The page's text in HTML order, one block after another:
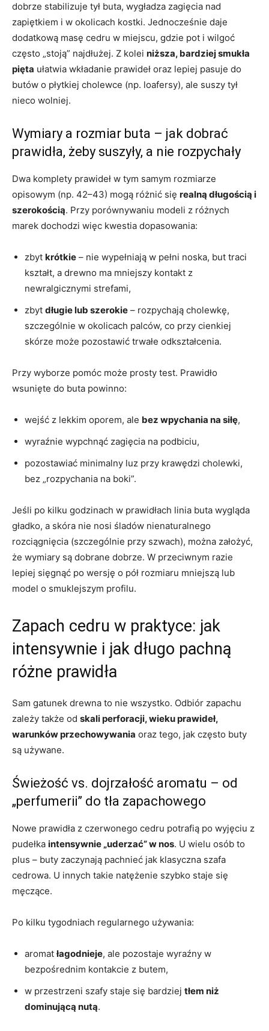
dobrze stabilizuje tył buta, wygładza zagięcia nad
zapiętkiem i w okolicach kostki. Jednocześnie daje
dodatkową masę cedru w miejscu, gdzie pot i wilgoć
często „stoją” najdłużej. Z kolei niższa, bardziej smukła
pięta ułatwia wkładanie prawideł oraz lepiej pasuje do
butów o płytkiej cholewce (np. loafersy), ale suszy tył
nieco wolniej.
Wymiary a rozmiar buta – jak dobrać
prawidła, żeby suszyły, a nie rozpychały
Dwa komplety prawideł w tym samym rozmiarze
opisowym (np. 42–43) mogą różnić się realną długością i
szerokością. Przy porównywaniu modeli z różnych
marek dochodzi więc kwestia dopasowania:
zbyt krótkie – nie wypełniają w pełni noska, but traci
kształt, a drewno ma mniejszy kontakt z
newralgicznymi strefami,
zbyt długie lub szerokie – rozpychają cholewkę,
szczególnie w okolicach palców, co przy cienkiej
skórze może pozostawić trwałe odkształcenia.
Przy wyborze pomóc może prosty test. Prawidło
wsunięte do buta powinno:
wejść z lekkim oporem, ale bez wpychania na siłę,
wyraźnie wypchnąć zagięcia na podbiciu,
pozostawiać minimalny luz przy krawędzi cholewki,
bez „rozpychania na boki”.
Jeśli po kilku godzinach w prawidłach linia buta wygląda
gładko, a skóra nie nosi śladów nienaturalnego
rozciągnięcia (szczególnie przy szwach), można założyć,
że wymiary są dobrane dobrze. W przeciwnym razie
lepiej sięgnąć po wersję o pół rozmiaru mniejszą lub
model o smuklejszym profilu.
Zapach cedru w praktyce: jak
intensywnie i jak długo pachną
różne prawidła
Sam gatunek drewna to nie wszystko. Odbiór zapachu
zależy także od skali perforacji, wieku prawideł,
warunków przechowywania oraz tego, jak często buty
są używane.
Świeżość vs. dojrzałość aromatu – od
„perfumerii” do tła zapachowego
Nowe prawidła z czerwonego cedru potrafią po wyjęciu z
pudełka intensywnie „uderzać” w nos. U wielu osób to
plus – buty zaczynają pachnieć jak klasyczna szafa
cedrowa. U innych takie natężenie szybko staje się
męczące.
Po kilku tygodniach regularnego używania:
aromat łagodnieje, ale pozostaje wyraźny w
bezpośrednim kontakcie z butem,
w przestrzeni szafy staje się bardziej tłem niż
dominującą nutą.